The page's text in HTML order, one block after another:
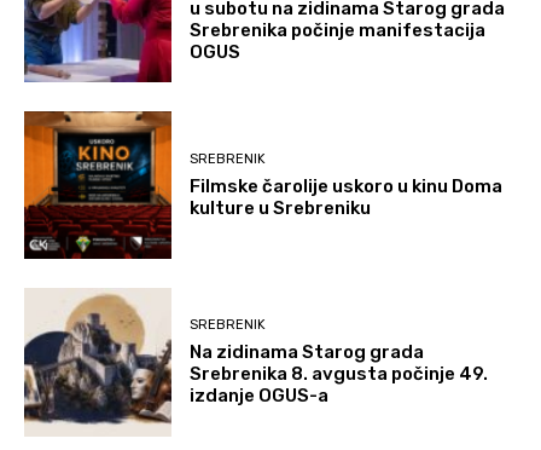
u subotu na zidinama Starog grada
Srebrenika počinje manifestacija
OGUS
SREBRENIK
Filmske čarolije uskoro u kinu Doma
kulture u Srebreniku
SREBRENIK
Na zidinama Starog grada
Srebrenika 8. avgusta počinje 49.
izdanje OGUS-a